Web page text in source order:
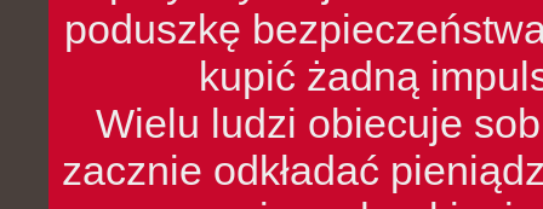
poduszkę
kupić żadną
Wielu ludzi obiecuje
zacznie odkładać